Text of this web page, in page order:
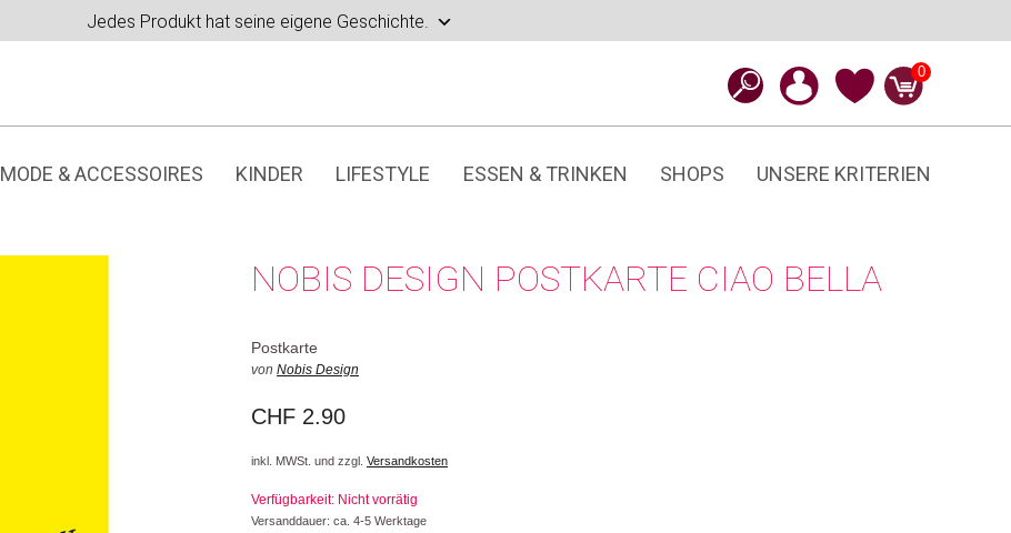
Jedes Produkt hat seine eigene Geschichte.
0
MODE & ACCESSOIRES KINDER LIFESTYLE ESSEN & TRINKEN SHOPS UNSERE KRITERIEN
NOBIS DESIGN POSTKARTE CIAO BELLA
Postkarte
von Nobis Design
CHF 2.90
inkl. MWSt. und zzgl. Versandkosten
Verfügbarkeit: Nicht vorrätig
Versanddauer: ca. 4-5 Werktage